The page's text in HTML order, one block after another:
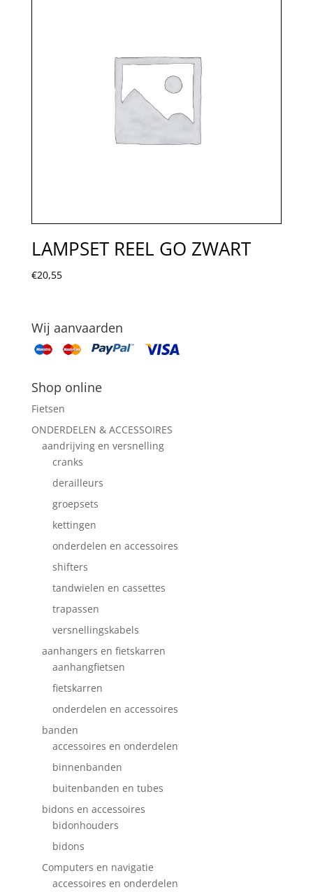
LAMPSET REEL GO ZWART
€20,55
Wij aanvaarden
Shop online
Fietsen
ONDERDELEN & ACCESSOIRES
aandrijving en versnelling
cranks
derailleurs
groepsets
kettingen
onderdelen en accessoires
shifters
tandwielen en cassettes
trapassen
versnellingskabels
aanhangers en fietskarren
aanhangfietsen
fietskarren
onderdelen en accessoires
banden
accessoires en onderdelen
binnenbanden
buitenbanden en tubes
bidons en accessoires
bidonhouders
bidons
Computers en navigatie
accessoires en onderdelen